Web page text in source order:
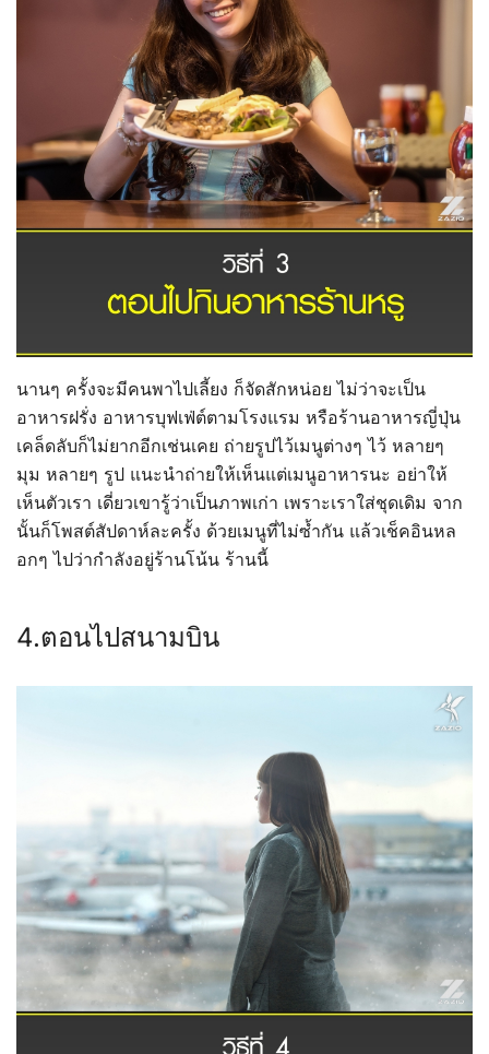
นานๆ ครั้งจะมีคนพาไปเลี้ยง ก็จัดสักหน่อย ไม่ว่าจะเป็น
อาหารฝรั่ง อาหารบุฟเฟ่ต์ตามโรงแรม หรือร้านอาหารญี่ปุ่น
เคล็ดลับก็ไม่ยากอีกเช่นเคย ถ่ายรูปไว้เมนูต่างๆ ไว้ หลายๆ
มุม หลายๆ รูป แนะนำถ่ายให้เห็นแต่เมนูอาหารนะ อย่าให้
เห็นตัวเรา เดี่ยวเขารู้ว่าเป็นภาพเก่า เพราะเราใส่ชุดเดิม จาก
นั้นก็โพสต์สัปดาห์ละครั้ง ด้วยเมนูที่ไม่ซ้ำกัน แล้วเช็คอินหล
อกๆ ไปว่ากำลังอยู่ร้านโน้น ร้านนี้
4.ตอนไปสนามบิน